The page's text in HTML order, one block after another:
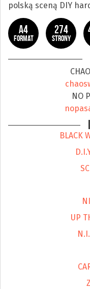
polską sceną DIY
A4
FORMAT
274
STRONY
NO
BLACK
UP